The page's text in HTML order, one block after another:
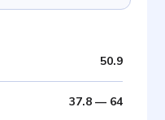
50.9
37.8— 64